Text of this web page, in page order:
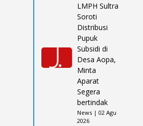
LMPH Sultra
Soroti
Distribusi
Pupuk
Subsidi di
Desa Aopa,
Minta
Aparat
Segera
bertindak
News | 02 Agu
2026